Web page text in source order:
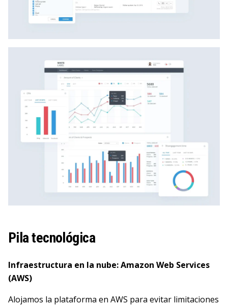
Pila tecnológica
Infraestructura en la nube: Amazon Web Services
(AWS)
Alojamos la plataforma en AWS para evitar limitaciones